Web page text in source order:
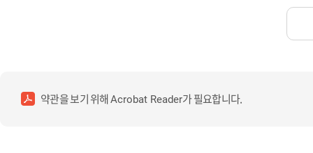
약관을 보기 위해Acrobat Reader가 필요합니다.